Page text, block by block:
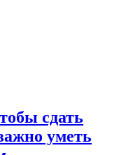
сдать
уметь